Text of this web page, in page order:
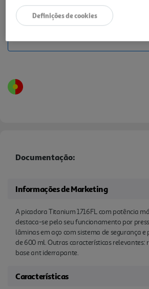
consultar stock >.
Documentação:
Informações de Marketing
A picadora Titanium 1716FL com potência
destaca-se pelo seu funcionamento por
lâminas em aço com sistema de segurança
de 600 ml. Outras características relevantes:
base ant iderrapante.
Características
Definições de cookies